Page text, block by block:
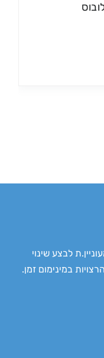
לבצע שינוי
במינימום זמן.